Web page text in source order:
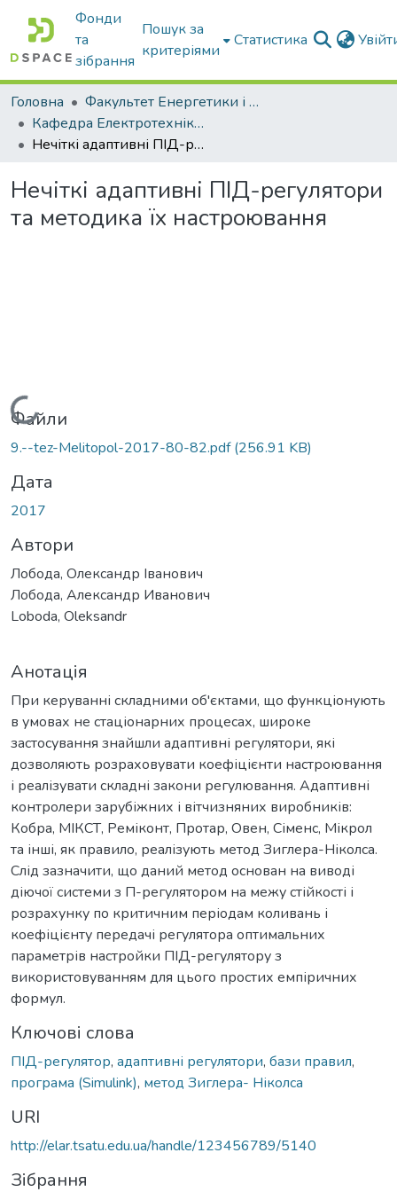
Фонди
та
зібрання
Пошук за
критеріями
Статистика
Головна
Факультет Енергетики і комп'ютерних технологій
Кафедра Електротехніки і електромеханіки ім. проф. В.В. Овчарова
Нечіткі адаптивні ПІД-регулятори та методика їх настроювання
Нечіткі адаптивні ПІД-регулятори
та методика їх настроювання
Вантажиться...
Файли
9.--tez-Melitopol-2017-80-82.pdf(256.91 KB)
Дата
2017
Автори
Лобода, Олександр Іванович
Лобода, Александр Иванович
Loboda, Oleksandr
Анотація
При керуванні складними об'єктами, що функціонують
в умовах не стаціонарних процесах, широке
застосування знайшли адаптивні регулятори, які
дозволяють розраховувати коефіцієнти настроювання
і реалізувати складні закони регулювання. Адаптивні
контролери зарубіжних і вітчизняних виробників:
Кобра, МІКСТ, Реміконт, Протар, Овен, Сіменс, Мікрол
та інші, як правило, реалізують метод Зиглера-Ніколса.
Слід зазначити, що даний метод основан на виводі
діючої системи з П-регулятором на межу стійкості і
розрахунку по критичним періодам коливань і
коефіцієнту передачі регулятора оптимальних
параметрів настройки ПІД-регулятору з
використовуванням для цього простих емпіричних
формул.
Ключові слова
ПІД-регулятор, адаптивні регулятори, бази правил,
програма (Simulink), метод Зиглера- Ніколса
URI
http://elar.tsatu.edu.ua/handle/123456789/5140
Зібрання